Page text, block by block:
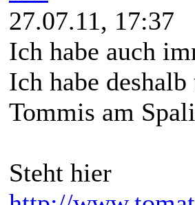
27.07.11, 17:37
Ich habe auch
Ich habe
Tommis am
Steht hier